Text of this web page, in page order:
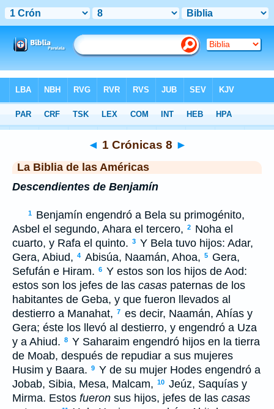
>LBLA > 1 Crónicas 8
◄ 1 Crónicas 8 ►
La Biblia de las Américas
Descendientes de Benjamín
1
Benjamín engendró a Bela su primogénito,
Asbel el segundo, Ahara el tercero, 2
Noha el
cuarto, y Rafa el quinto. 3 Y Bela tuvo hijos: Adar,
Gera, Abiud, 4 Abisúa, Naamán, Ahoa, 5
Gera,
Sefufán e Hiram. 6 Y estos son los hijos de Aod:
estos son los jefes de las casas paternas de los
habitantes de Geba, y que fueron llevados al
destierro a Manahat, 7 es decir, Naamán, Ahías y
Gera; éste los llevó al destierro, y engendró a Uza
y a Ahiud. 8 Y Saharaim engendró hijos en la tierra
de Moab, después de repudiar a sus mujeres
Husim y Baara. 9 Y de su mujer Hodes engendró a
Jobab, Sibia, Mesa, Malcam, 10 Jeúz, Saquías y
Mirma. Estos fueron sus hijos, jefes de las casas